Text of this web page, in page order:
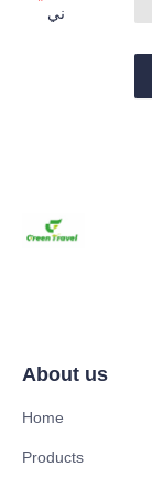
ني
About us
Home
Products